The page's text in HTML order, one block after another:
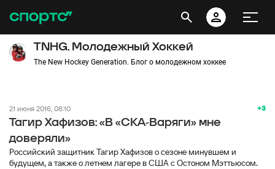
TNHG. Молодежный Хоккей
The New Hockey Generation. Блог о молодежном хоккее
+3
21 июня 2016, 08:10
Тагир Хафизов: «В «СКА-Варяги» мне
доверяли»
Российский защитник Тагир Хафизов о сезоне минувшем и
будущем, а также о летнем лагере в США с Остоном Мэттьюсом.